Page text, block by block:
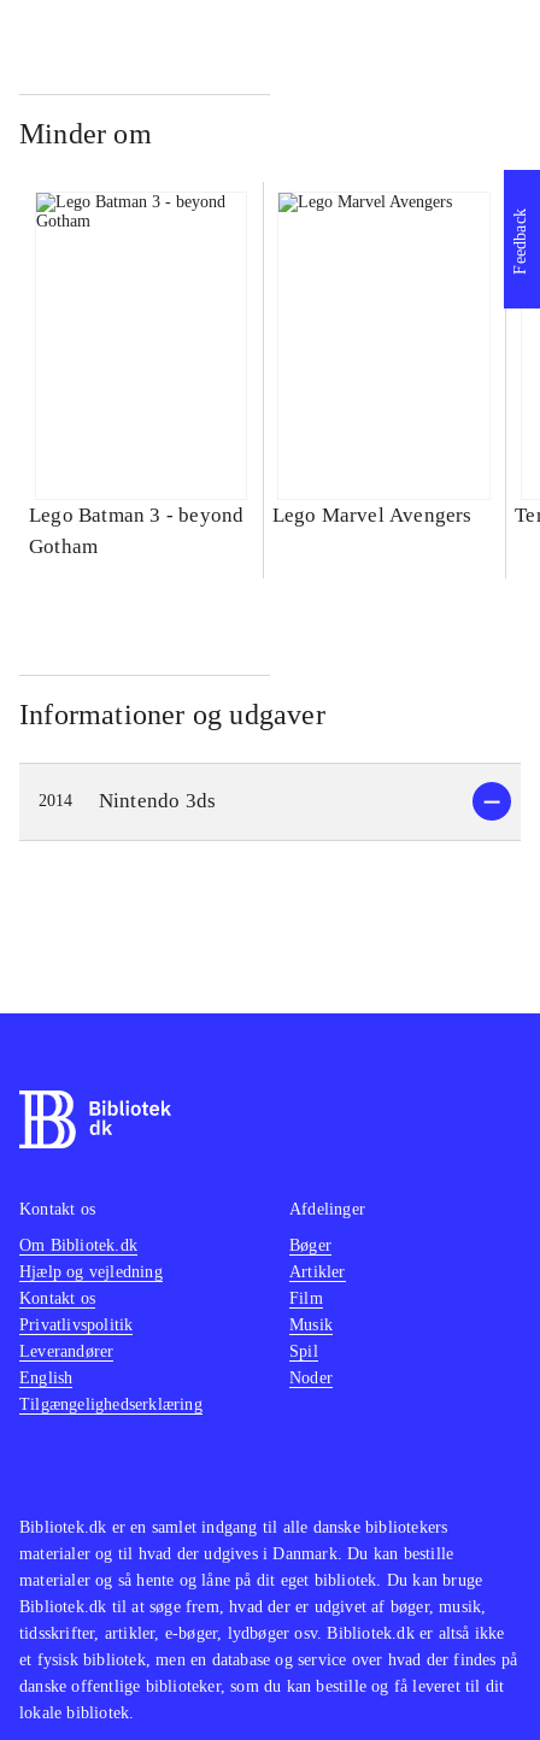
Minder om
Lego Batman 3 - beyond
Gotham
Lego Marvel Avengers
Informationer og udgaver
2014 Nintendo 3ds
Feedback
Bibliotek.dk er en samlet indgang til alle danske bibliotekers
materialer og til hvad der udgives i Danmark. Du kan bestille
materialer og så hente og låne på dit eget bibliotek. Du kan bruge
Bibliotek.dk til at søge frem, hvad der er udgivet af bøger, musik,
tidsskrifter, artikler, e-bøger, lydbøger osv. Bibliotek.dk er altså ikke
et fysisk bibliotek, men en database og service over hvad der findes på
danske offentlige biblioteker, som du kan bestille og få leveret til dit
lokale bibliotek.
Kontakt os
Om Bibliotek.dk
Hjælp og vejledning
Kontakt os
Privatlivspolitik
Leverandører
English
Tilgængelighedserklæring
Afdelinger
Bøger
Artikler
Film
Musik
Spil
Noder